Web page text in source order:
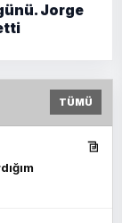
Jorge
TÜMÜ